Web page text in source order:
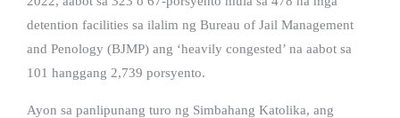
detention facilities sa ilalim ng Bureau of Jail Management
and Penology (BJMP) ang ‘heavily congested’ na aabot sa
101 hanggang 2,739 porsyento.
Ayon sa panlipunang turo ng Simbahang Katolika, ang